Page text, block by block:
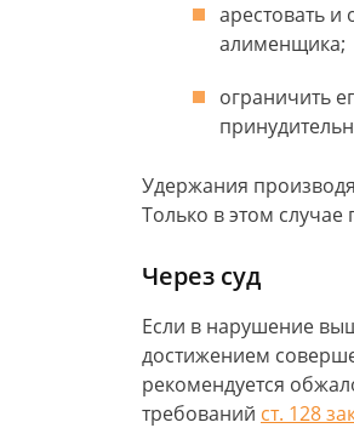
арестовать
алименщика;
ограничить
Удержания
Только в этом
Через суд
Если в нарушение
достижением
рекомендуется
требований ст. 128